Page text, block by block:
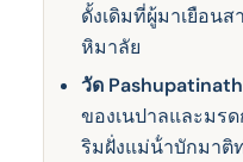
ดั้งเดิมที่ผู้มาเยือน
หิมาลัย
วัด Pashupatinath
ของเนปาลและมร
ริมฝั่งแม่น้ําบักมาติ